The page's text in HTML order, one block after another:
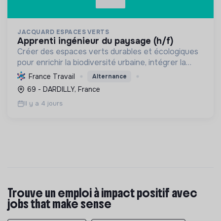
JACQUARD ESPACES VERTS
apprenti ingénieur du paysage (h/f)
Créer des espaces verts durables et écologiques
pour enrichir la biodiversité urbaine, intégrer la
nature aux bâtiments et promouvoir des pratiques
paysagères respectueuses de l'environnement.
France Travail Alternance
69 - DARDILLY, France
Il y a 4 jours
Trouve un emploi à impact positif avec
jobs that make sense